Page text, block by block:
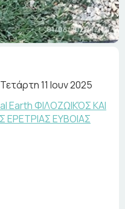
Τετάρτη 11 Ιουν 2025
Earth ΦΙΛΟΖΩΙΚΌΣ ΚΑΙ
ΕΥΒΟΙΑΣ